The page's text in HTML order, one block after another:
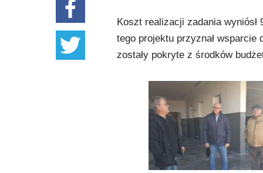
Koszt realizacji zadania wyniósł
tego projektu przyznał wsparcie
zostały pokryte z środków